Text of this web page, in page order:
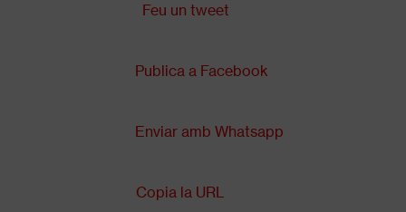
Feu un tweet
Publica a Facebook
Enviar amb Whatsapp
Copia la URL